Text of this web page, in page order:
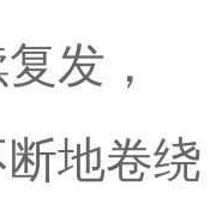
发，
地卷绕